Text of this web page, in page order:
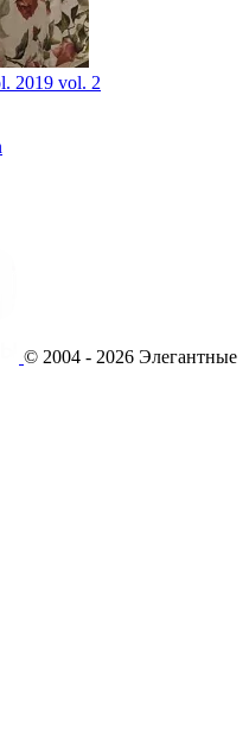
2019 vol. 2
© 2004 - 2026 Элегантные